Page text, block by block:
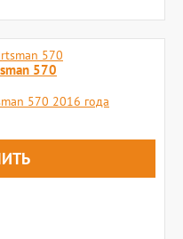
570
570 2016 года